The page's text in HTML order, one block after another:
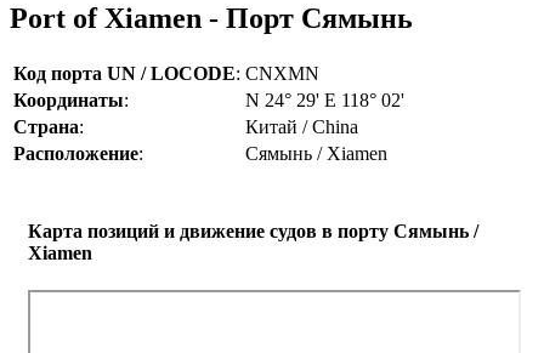
Port of Xiamen - Порт Сямынь
Код порта UN / LOCODE: CNXMN
Координаты:
N 24° 29' E 118° 02'
Страна:
Китай / China
Расположение: Сямынь / Xiamen
Карта позиций и движение судов в порту Сямынь /
Xiamen